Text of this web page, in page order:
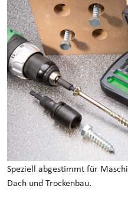
Speziell abgestimmt für
Dach und Trockenbau.